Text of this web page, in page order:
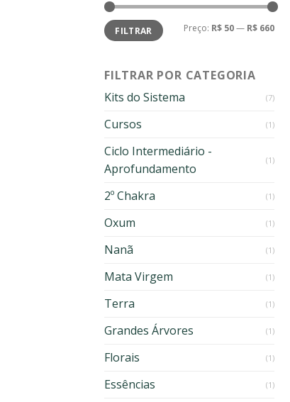
Preço
mínimo
Preço
máximo
FILTRAR Preço: R$ 50— R$ 660
FILTRAR POR CATEGORIA
Kits do Sistema
(7)
Cursos (1)
Ciclo Intermediário -
Aprofundamento
(1)
2º Chakra (1)
Oxum (1)
Nanã (1)
Mata Virgem (1)
Terra (1)
Grandes Árvores (1)
Florais (1)
Essências (1)